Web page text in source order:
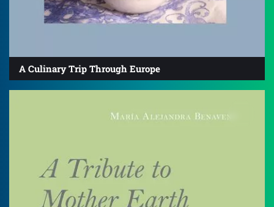
A Culinary Trip Through Europe